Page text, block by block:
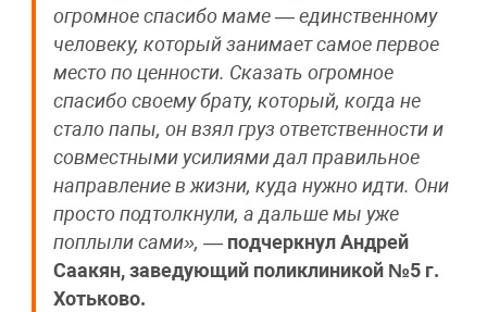
огромное спасибо маме — единственному
человеку, который занимает самое первое
место по ценности. Сказать огромное
спасибо своему брату, который, когда не
стало папы, он взял груз ответственности и
совместными усилиями дал правильное
направление в жизни, куда нужно идти. Они
просто подтолкнули, а дальше мы уже
поплыли сами», — подчеркнул Андрей
Саакян, заведующий поликлиникой №5 г.
Хотьково.